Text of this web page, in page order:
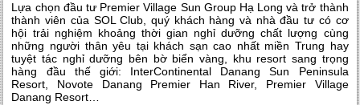
Lựa chọn đầu tư Premier Village Sun Group Hạ Long và trở thành
thành viên của SOL Club, quý khách hàng và nhà đầu tư có cơ
hội trải nghiệm khoảng thời gian nghỉ dưỡng chất lượng cùng
những người thân yêu tại khách sạn cao nhất miền Trung hay
tuyệt tác nghỉ dưỡng bên bờ biển vàng, khu resort sang trọng
hàng đầu thế giới: InterContinental
Danang Sun Peninsula
Resort, Novote Danang Premier Han River, Premier Village
Danang Resort…